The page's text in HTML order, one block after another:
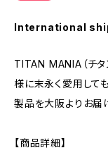
International
TITAN MANIA（チタ
様に末永く愛用して
製品を大阪よりお届
【商品詳細】